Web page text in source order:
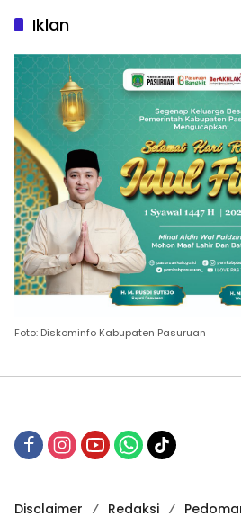
Iklan
Foto: Diskominfo Kabupaten Pasuruan
Disclaimer Redaksi